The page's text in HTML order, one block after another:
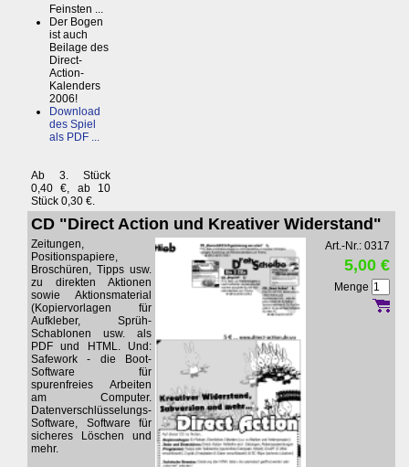
Feinsten ...
Der Bogen
ist auch
Beilage des
Direct-
Action-
Kalenders
2006!
Download
des Spiel
als PDF ...
Ab 3. Stück
0,40 €, ab 10
Stück 0,30 €.
CD "Direct Action und Kreativer Widerstand"
Zeitungen,
Positionspapiere,
Broschüren, Tipps usw.
zu direkten Aktionen
sowie Aktionsmaterial
(Kopiervorlagen für
Aufkleber, Sprüh-
Schablonen usw. als
PDF und HTML. Und:
Safework - die Boot-
Software für
spurenfreies Arbeiten
am Computer.
Datenverschlüsselungs-
Software, Software für
sicheres Löschen und
mehr.
Art.-Nr.: 0317
5,00 €
Menge